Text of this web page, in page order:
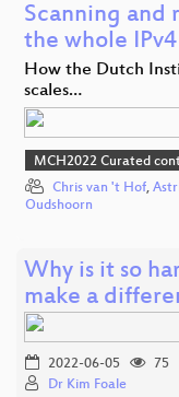
Scanning
the whole
How the Dutch
scales…
MCH2022 Curated
Chris van 't Hof,
Oudshoorn
Why is it so
make a
2022-06-05
75
Dr Kim Foale